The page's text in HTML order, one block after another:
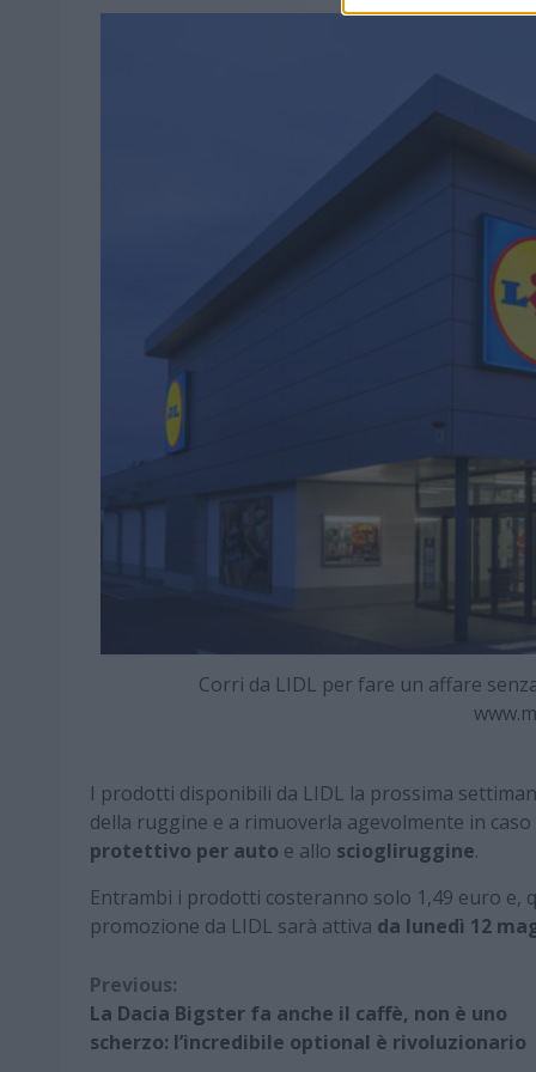
Corri da LIDL per fare un affare
I prodotti disponibili da LIDL la prossima
della ruggine e a rimuoverla agevolmente in
protettivo per auto e allo sciogliruggine.
Entrambi i prodotti costeranno solo 1,49 euro e,
promozione da LIDL sarà attiva da lunedì 12
Continue
Reading
Previous:
La Dacia Bigster fa anche il caffè, non è uno
scherzo: l’incredibile optional è rivoluzionario